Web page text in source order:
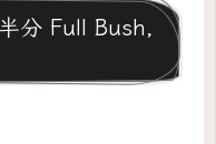
分 Full Bush,